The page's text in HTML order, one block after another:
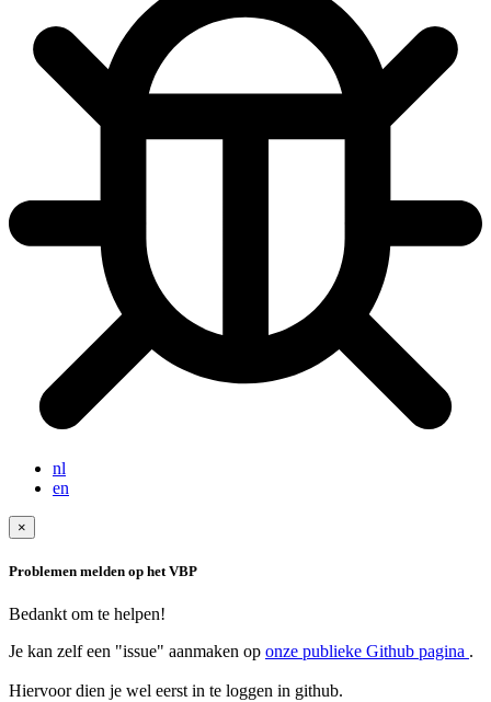
nl
en
×
Problemen melden op het VBP
Bedankt om te helpen!
Je kan zelf een "issue" aanmaken op onze publieke Github pagina .
Hiervoor dien je wel eerst in te loggen in github.